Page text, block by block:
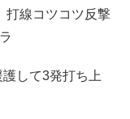
線コツコツ反撃
して3発打ち上